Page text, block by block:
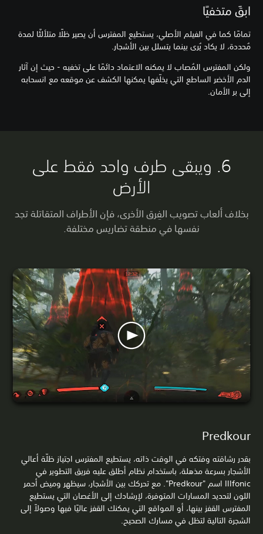
ابقَ متخفيًا
تمامًا كما في الفيلم الأصلي، يستطيع المفترس أن يصير ظلًا متلألئًا لمدة
مُحددة، لا يكاد يُرى بينما يتسلل بين الأشجار.
ولكن المفترس المُصاب لا يمكنه الاعتماد دائمًا على تخفيه - حيث إن آثار
الدم الأخضر الساطع التي يخلّفها يمكنها الكشف عن موقعه مع انسحابه
إلى بر الأمان.
6. ويبقى طرف واحد فقط على
الأرض
بخلاف ألعاب تصويب الفِرق الأخرى، فإن الأطراف المتقاتلة تجد
نفسها في منطقة تضاريس مختلفة.
Predkour
بقدر رشاقته وفتكه في الوقت ذاته، يستطيع المفترس اجتياز ظلّة أعالي
الأشجار بسرعة مذهلة، باستخدام نظام أطلق عليه فريق التطوير في
Illfonic اسم "Predkour". مع تحركك بين الأشجار، سيظهر وميض أحمر
اللون لتحديد المسارات المتوفرة، لإرشادك إلى الأغصان التي يستطيع
المفترس القفز بينها، أو المواقع التي يمكنك القفز عاليًا فيها وصولاً إلى
الشجرة التالية لتظل في مسارك الصحيح.